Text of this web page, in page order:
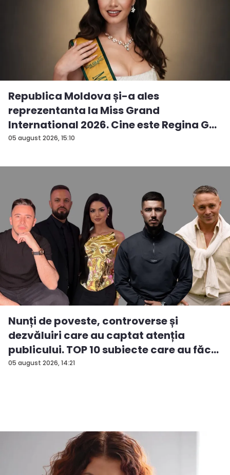
05 august 2026, 15:10
Republica Moldova și-a ales
reprezentanta la Miss Grand
International 2026. Cine este Regina G...
05 august 2026, 14:21
Nunți de poveste, controverse și
dezvăluiri care au captat atenția
publicului. TOP 10 subiecte care au făc...